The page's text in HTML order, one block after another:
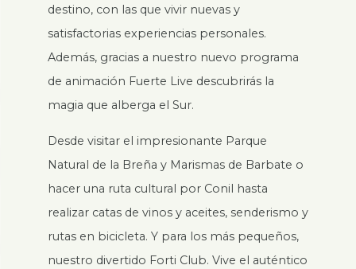
destino, con las que vivir nuevas y
satisfactorias experiencias personales.
Además, gracias a nuestro nuevo programa
de animación Fuerte Live descubrirás la
magia que alberga el Sur.
Desde visitar el impresionante Parque
Natural de la Breña y Marismas de Barbate o
hacer una ruta cultural por Conil hasta
realizar catas de vinos y aceites, senderismo y
rutas en bicicleta. Y para los más pequeños,
nuestro divertido Forti Club. Vive el auténtico